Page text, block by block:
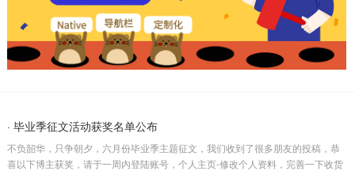
· 毕业季征文活动获奖名单公布
不负韶华，只争朝夕，六月份毕业季主题征文，我们收到了很多朋友的投稿，恭
喜以下博主获奖，请于一周内登陆账号，个人主页-修改个人资料，完善一下收货